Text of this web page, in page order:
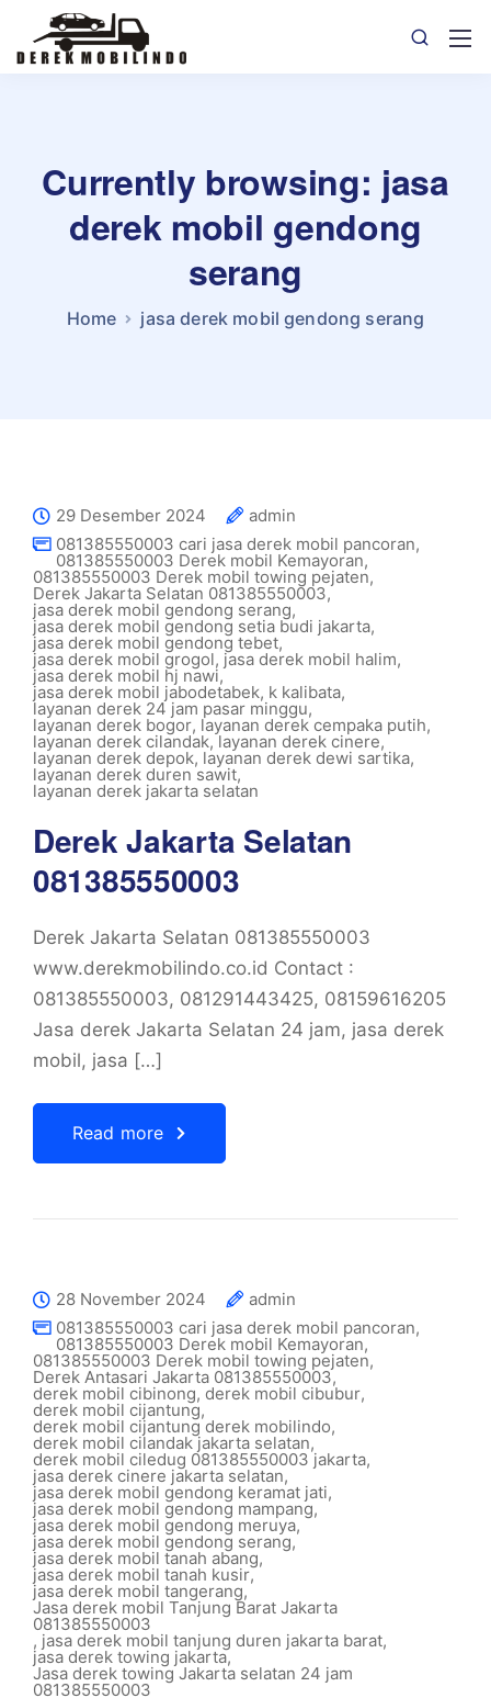
Currently browsing: jasa
derek mobil gendong
serang
Home jasa derek mobil gendong serang
29 Desember 2024
admin
081385550003 cari jasa derek mobil pancoran,
081385550003 Derek mobil Kemayoran,
081385550003 Derek mobil towing pejaten,
Derek Jakarta Selatan 081385550003,
jasa derek mobil gendong serang,
jasa derek mobil gendong setia budi jakarta,
jasa derek mobil gendong tebet,
jasa derek mobil grogol, jasa derek mobil halim,
jasa derek mobil hj nawi,
jasa derek mobil jabodetabek, k kalibata,
layanan derek 24 jam pasar minggu,
layanan derek bogor, layanan derek cempaka putih,
layanan derek cilandak,layanan derek cinere,
layanan derek depok, layanan derek dewi sartika,
layanan derek duren sawit,
layanan derek jakarta selatan
Derek Jakarta Selatan
081385550003
Derek Jakarta Selatan 081385550003
www.derekmobilindo.co.id Contact :
081385550003, 081291443425, 08159616205
Jasa derek Jakarta Selatan 24 jam, jasa derek
mobil, jasa […]
Read more
28 November 2024
admin
081385550003 cari jasa derek mobil pancoran,
081385550003 Derek mobil Kemayoran,
081385550003 Derek mobil towing pejaten,
Derek Antasari Jakarta 081385550003,
derek mobil cibinong, derek mobil cibubur,
derek mobil cijantung,
derek mobil cijantung derek mobilindo,
derek mobil cilandak jakarta selatan,
derek mobil ciledug 081385550003 jakarta,
jasa derek cinere jakarta selatan,
jasa derek mobil gendong keramat jati,
jasa derek mobil gendong mampang,
jasa derek mobil gendong meruya,
jasa derek mobil gendong serang,
jasa derek mobil tanah abang,
jasa derek mobil tanah kusir,
jasa derek mobil tangerang,
Jasa derek mobil Tanjung Barat Jakarta
081385550003
, jasa derek mobil tanjung duren jakarta barat,
jasa derek towing jakarta,
Jasa derek towing Jakarta selatan 24 jam
081385550003